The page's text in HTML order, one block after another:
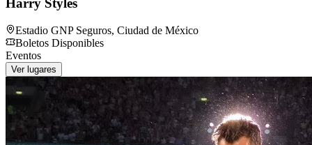
Harry Styles
Estadio GNP Seguros, Ciudad de México
Boletos Disponibles
Eventos
Ver lugares